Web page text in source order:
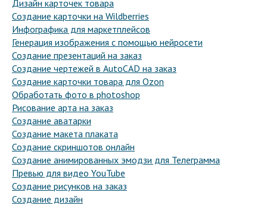
Дизайн карточек товара
Создание карточки на Wildberries
Инфографика для маркетплейсов
Генерация изображения с помощью нейросети
Создание презентаций на заказ
Создание чертежей в AutoCAD на заказ
Создание карточки товара для Ozon
Обработать фото в photoshop
Рисование арта на заказ
Создание аватарки
Создание макета плаката
Создание скриншотов онлайн
Создание анимированных эмодзи для Телеграмма
Превью для видео YouTube
Создание рисунков на заказ
Создание дизайн